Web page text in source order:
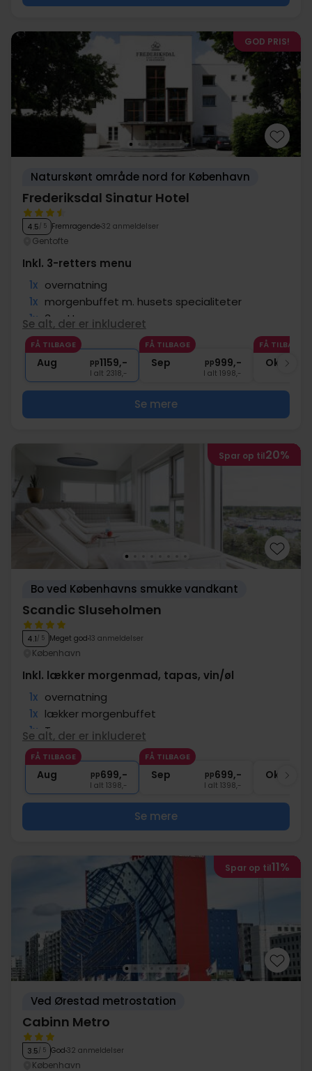
GOD PRIS!
Naturskønt område nord for København
Frederiksdal Sinatur Hotel
4.5/ 5 Fremragende32 anmeldelser
Gentofte
Inkl. 3-retters menu
1x overnatning
1x morgenbuffet m. husets specialiteter
1x 3-retters menu
1x 1 glas vin og snacks
1x kaffe to go
Se alt, der er inkluderet
FÅ TILBAGE
Aug pp1159,-
I alt 2318,-
FÅ TILBAGE
Sep pp999,-
I alt 1998,-
FÅ TILBAGE
Okt
Se mere
Spar op til20%
Bo ved Københavns smukke vandkant
Scandic Sluseholmen
4.1/ 5 Meget god 13 anmeldelser
København
Inkl. lækker morgenmad, tapas, vin/øl
1x overnatning
1x lækker morgenbuffet
1x Tapas
1x 1 glas øl eller vin i baren
1x kaffe to go
Se alt, der er inkluderet
FÅ TILBAGE
Aug pp699,-
I alt 1398,-
FÅ TILBAGE
Sep pp699,-
I alt 1398,-
Okt
Se mere
Spar op til11%
Ved Ørestad metrostation
Cabinn Metro
3.5/ 5 God 32 anmeldelser
København